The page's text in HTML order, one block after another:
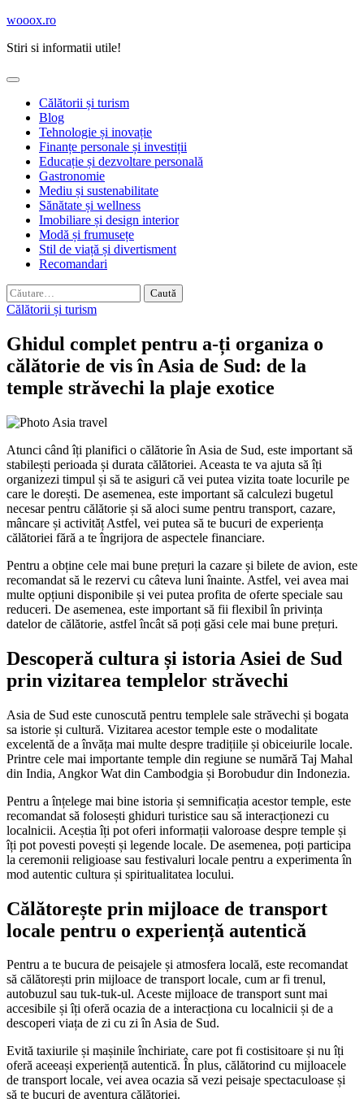
Skip
content
wooox.ro
Stiri si informatii utile!
Călătorii și turism
Blog
Tehnologie și inovație
Finanțe personale și investiții
Educație și dezvoltare personală
Gastronomie
Mediu și sustenabilitate
Sănătate și wellness
Imobiliare și design interior
Modă și frumusețe
Stil de viață și divertisment
Recomandari
Caută
după:
Călătorii și turism
Ghidul complet pentru a-ți organiza o
călătorie de vis în Asia de Sud: de la
temple străvechi la plaje exotice
Atunci când îți planifici o călătorie în Asia de Sud, este important să
stabilești perioada și durata călătoriei. Aceasta te va ajuta să îți
organizezi timpul și să te asiguri că vei putea vizita toate locurile pe
care le dorești. De asemenea, este important să calculezi bugetul
necesar pentru călătorie și să aloci sume pentru transport, cazare,
mâncare și activităț Astfel, vei putea să te bucuri de experiența
călătoriei fără a te îngrijora de aspectele financiare.
Pentru a obține cele mai bune prețuri la cazare și bilete de avion, este
recomandat să le rezervi cu câteva luni înainte. Astfel, vei avea mai
multe opțiuni disponibile și vei putea profita de oferte speciale sau
reduceri. De asemenea, este important să fii flexibil în privința
datelor de călătorie, astfel încât să poți găsi cele mai bune prețuri.
Descoperă cultura și istoria Asiei de Sud
prin vizitarea templelor străvechi
Asia de Sud este cunoscută pentru templele sale străvechi și bogata
sa istorie și cultură. Vizitarea acestor temple este o modalitate
excelentă de a învăța mai multe despre tradițiile și obiceiurile locale.
Printre cele mai importante temple din regiune se numără Taj Mahal
din India, Angkor Wat din Cambodgia și Borobudur din Indonezia.
Pentru a înțelege mai bine istoria și semnificația acestor temple, este
recomandat să folosești ghiduri turistice sau să interacționezi cu
localnicii. Aceștia îți pot oferi informații valoroase despre temple și
îți pot povesti povești și legende locale. De asemenea, poți participa
la ceremonii religioase sau festivaluri locale pentru a experimenta în
mod autentic cultura și spiritualitatea locului.
Călătorește prin mijloace de transport
locale pentru o experiență autentică
Pentru a te bucura de peisajele și atmosfera locală, este recomandat
să călătorești prin mijloace de transport locale, cum ar fi trenul,
autobuzul sau tuk-tuk-ul. Aceste mijloace de transport sunt mai
accesibile și îți oferă ocazia de a interacționa cu localnicii și de a
descoperi viața de zi cu zi în Asia de Sud.
Evită taxiurile și mașinile închiriate, care pot fi costisitoare și nu îți
oferă aceeași experiență autentică. În plus, călătorind cu mijloacele
de transport locale, vei avea ocazia să vezi peisaje spectaculoase și
să te bucuri de aventura călătoriei.